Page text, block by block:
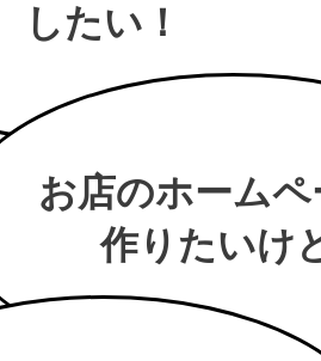
したい！
お店のホーム
作りたいけ